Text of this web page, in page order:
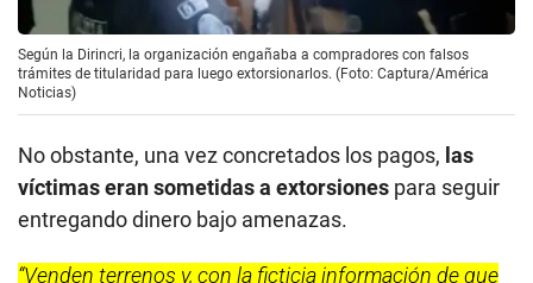
Según la Dirincri, la organización engañaba a compradores con falsos
trámites de titularidad para luego extorsionarlos. (Foto: Captura/América
Noticias)
No obstante, una vez concretados los pagos, las
víctimas eran sometidas a extorsiones para seguir
entregando dinero bajo amenazas.
“Venden terrenos y, con la ficticia información de que